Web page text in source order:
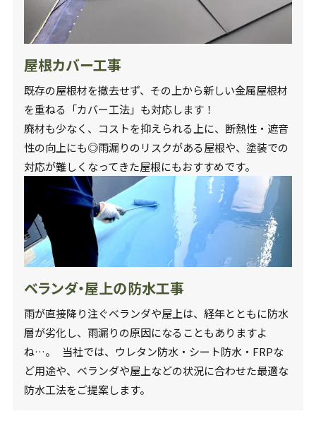
屋根カバー工事
既存の屋根材を撤去せず、その上から新しい金属屋根材
を重ねる「カバー工法」も対応します！
廃材も少なく、コストを抑えられる上に、断熱性・遮音
性の向上にも◎雨漏りのリスクがある屋根や、塗装での
対応が難しくなってきた屋根にもおすすめです。
ベランダ・屋上の防水工事
雨が直接降り注ぐベランダや屋上は、経年とともに防水
層が劣化し、雨漏りの原因になることもありますよ
ね…。 当社では、ウレタン防水・シート防水・FRPな
ど用途や、ベランダや屋上などの状況に合わせた最適な
防水工法をご提案します。